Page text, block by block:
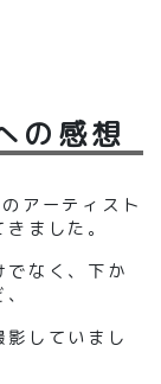
の感想
アーティスト
ました。
でなく、下か
していまし